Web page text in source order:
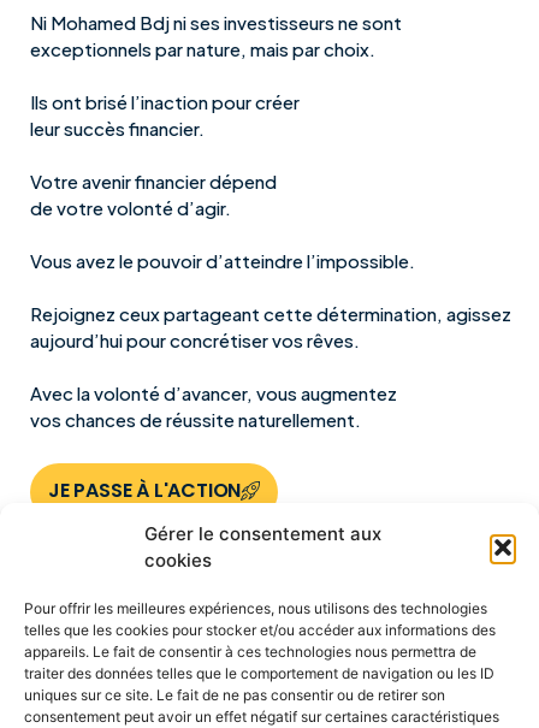
Gérer le consentement aux
cookies
Pour offrir les meilleures expériences, nous utilisons des technologies
telles que les cookies pour stocker et/ou accéder aux informations des
appareils. Le fait de consentir à ces technologies nous permettra de
traiter des données telles que le comportement de navigation ou les ID
uniques sur ce site. Le fait de ne pas consentir ou de retirer son
consentement peut avoir un effet négatif sur certaines caractéristiques
Ni Mohamed Bdj ni ses investisseurs ne sont
exceptionnels par nature, mais par choix.
Ils ont brisé l’inaction pour créer
leur succès financier.
Votre avenir financier dépend
de votre volonté d’agir.
Vous avez le pouvoir d’atteindre l’impossible.
Rejoignez ceux partageant cette détermination, agissez
aujourd’hui pour concrétiser vos rêves.
Avec la volonté d’avancer, vous augmentez
vos chances de réussite naturellement.
JE PASSE À L'ACTION